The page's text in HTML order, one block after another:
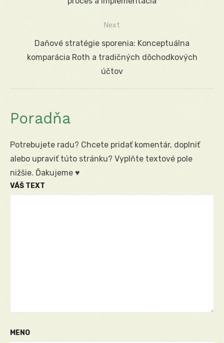
Next
post:
Daňové stratégie sporenia: Konceptuálna
komparácia Roth a tradičných dôchodkových
účtov
Poradňa
Potrebujete radu? Chcete pridať komentár, doplniť
alebo upraviť túto stránku? Vyplňte textové pole
nižšie. Ďakujeme ♥
VÁŠ TEXT
MENO